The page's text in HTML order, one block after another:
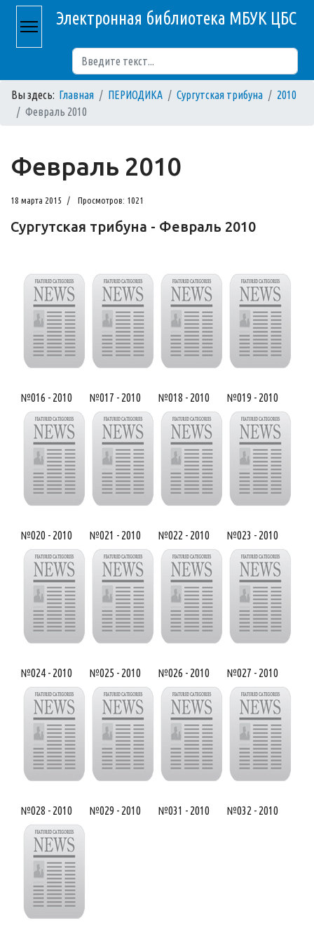
Электронная библиотека МБУК ЦБС
Вы здесь: Главная ПЕРИОДИКА Сургутская трибуна
2010
Февраль 2010
Февраль 2010
18 марта 2015 Просмотров: 1021
Сургутская трибуна - Февраль 2010
№016 - 2010 №017 - 2010 №018 - 2010 №019 - 2010
№020 - 2010 №021 - 2010 №022 - 2010 №023 - 2010
№024 - 2010 №025 - 2010 №026 - 2010 №027 - 2010
№028 - 2010 №029 - 2010 №031 - 2010 №032 - 2010